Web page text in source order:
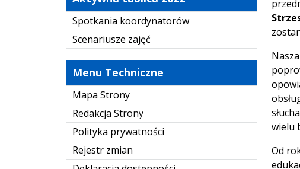
Spotkania koordynatorów
Scenariusze zajęć
Menu Techniczne
Mapa Strony
Redakcja Strony
Polityka prywatności
Rejestr zmian
wielu
Od